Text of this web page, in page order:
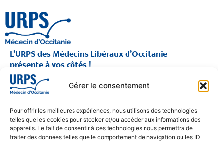
Gérer le consentement
Pour offrir les meilleures expériences, nous utilisons des technologies
telles que les cookies pour stocker et/ou accéder aux informations des
appareils. Le fait de consentir à ces technologies nous permettra de
traiter des données telles que le comportement de navigation ou les ID
L’URPS des Médecins Libéraux d’Occitanie
présente à vos côtés !
© 2026 URPS médecin d'Occitanie
Siège social : 1300 Avenue Albert Einstein, 34000 Montpellier
05 61 15 80 90
Accueil : Lundi au Vendredi | 08h30 – 17h30
CONTACT